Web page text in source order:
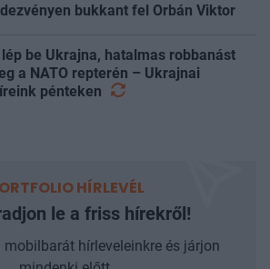
bukkant fel Orbán Viktor
be Ukrajna, hatalmas robbanást
a NATO repterén – Ukrajnai
pénteken
HÍRLEVÉL
le a friss hírekről!
hírleveleinkre és járjon